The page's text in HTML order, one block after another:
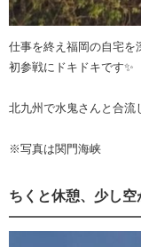
仕事を終え福岡の自宅を
初参戦にドキドキです✨
北九州で水鬼さんと合流
※写真は関門海峡
ちくと休憩、少し空